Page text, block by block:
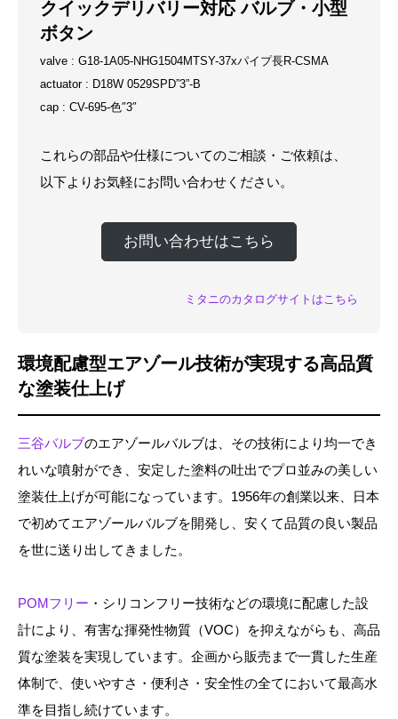
クイックデリバリー対応 バルブ・小型
ボタン
valve : G18-1A05-NHG1504MTSY-37xパイプ長R-CSMA
actuator : D18W 0529SPD”3”-B
cap : CV-695-色″3″
これらの部品や仕様についてのご相談・ご依頼は、
以下よりお気軽にお問い合わせください。
お問い合わせはこちら
ミタニのカタログサイトはこちら
環境配慮型エアゾール技術が実現する高品質
な塗装仕上げ
三谷バルブのエアゾールバルブは、その技術により均一でき
れいな噴射ができ、安定した塗料の吐出でプロ並みの美しい
塗装仕上げが可能になっています。1956年の創業以来、日本
で初めてエアゾールバルブを開発し、安くて品質の良い製品
を世に送り出してきました。
POMフリー ・シリコンフリー技術などの環境に配慮した設
計により、有害な揮発性物質（VOC）を抑えながらも、高品
質な塗装を実現しています。企画から販売まで一貫した生産
体制で、使いやすさ・便利さ・安全性の全てにおいて最高水
準を目指し続けています。